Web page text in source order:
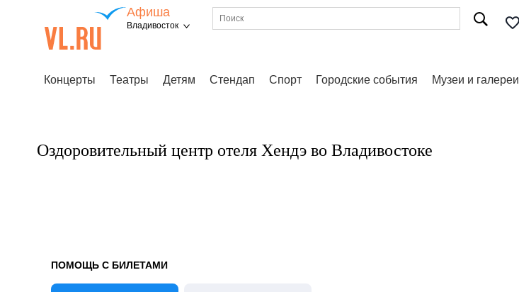
Афиша
Владивосток
Концерты Театры Детям Стендап Спорт Городские события Музеи и галереи
Оздоровительный центр отеля Хендэ во Владивостоке
ПОМОЩЬ С БИЛЕТАМИ